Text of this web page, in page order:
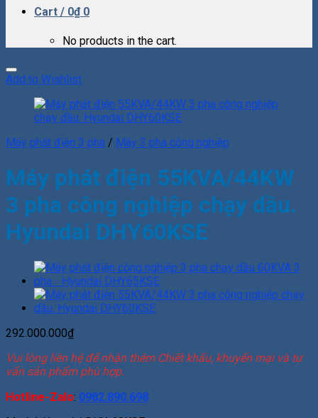
Cart / 0₫ 0
No products in the cart.
Add to Wishlist
Máy phát điện 3 pha / Máy 3 pha công nghiệp
Máy phát điện 55KVA/44KW
3 pha công nghiệp chạy dầu.
Hyundai DHY60KSE
292.000.000₫
Vui lòng liên hệ để nhận thêm Chiết khấu, khuyến mại và tư
vấn sản phẩm phù hợp.
Hotline-Zalo: 0982.890.698